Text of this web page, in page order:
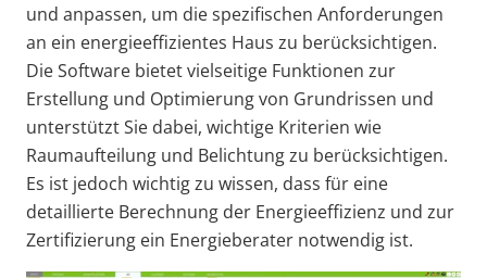
und anpassen, um die spezifischen Anforderungen
an ein energieeffizientes Haus zu berücksichtigen.
Die Software bietet vielseitige Funktionen zur
Erstellung und Optimierung von Grundrissen und
unterstützt Sie dabei, wichtige Kriterien wie
Raumaufteilung und Belichtung zu berücksichtigen.
Es ist jedoch wichtig zu wissen, dass für eine
detaillierte Berechnung der Energieeffizienz und zur
Zertifizierung ein Energieberater notwendig ist.